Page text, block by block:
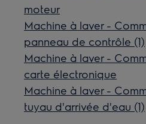
moteur
Machine à laver -
panneau de contrôle (1)
Machine à laver -
carte électronique
Machine à laver -
tuyau d'arrivée d'eau (1)